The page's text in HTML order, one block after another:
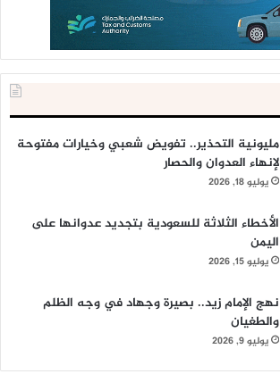
مليونية التحذير.. تفويض شعبي وخيارات مفتوحة
لإنهاء العدوان والحصار
يوليو 18, 2026
الأخطاء الثلاثة للسعودية بتجديد عدوانها على
اليمن
يوليو 15, 2026
نهج الإمام زيد.. بصيرة وجهاد في وجه الظلم
والطغيان
يوليو 9, 2026